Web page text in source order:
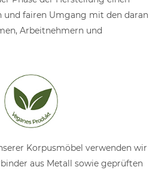
fairen Umgang mit den daran
Arbeitnehmern und
Korpusmöbel verwenden wir
aus Metall sowie geprüften